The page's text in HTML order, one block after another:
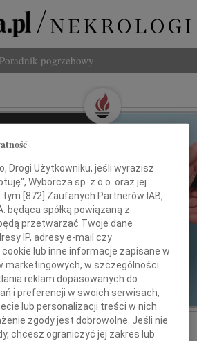
Poradnik pogrzebowy
Bliskich
Serwis
to
unikalnego
nim z rodziną i
Nekrologi Katowice
Drogi Użytkowniku, jeśli wyrazisz
Wyborcza sp. z o.o. oraz jej
tym [872 ] Zaufanych Partnerów IAB,
będąca spółką powiązaną z
przetwarzać Twoje dane
IP, adresy e-mail czy
lub inne informacje zapisane w
marketingowych, w szczególności
reklam dopasowanych do
i preferencji w swoich serwisach,
lub personalizacji treści w nich
zgody jest dobrowolne. Jeśli nie
chcesz ograniczyć jej zakres lub